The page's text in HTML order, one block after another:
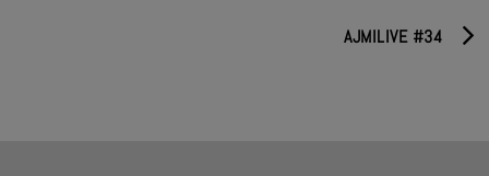
AJMILIVE #34